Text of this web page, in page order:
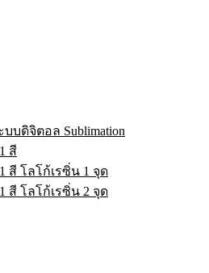
บดิจิตอล Sublimation
สี
สี โลโก้เรซิ่น 1 จุด
สี โลโก้เรซิ่น 2 จุด